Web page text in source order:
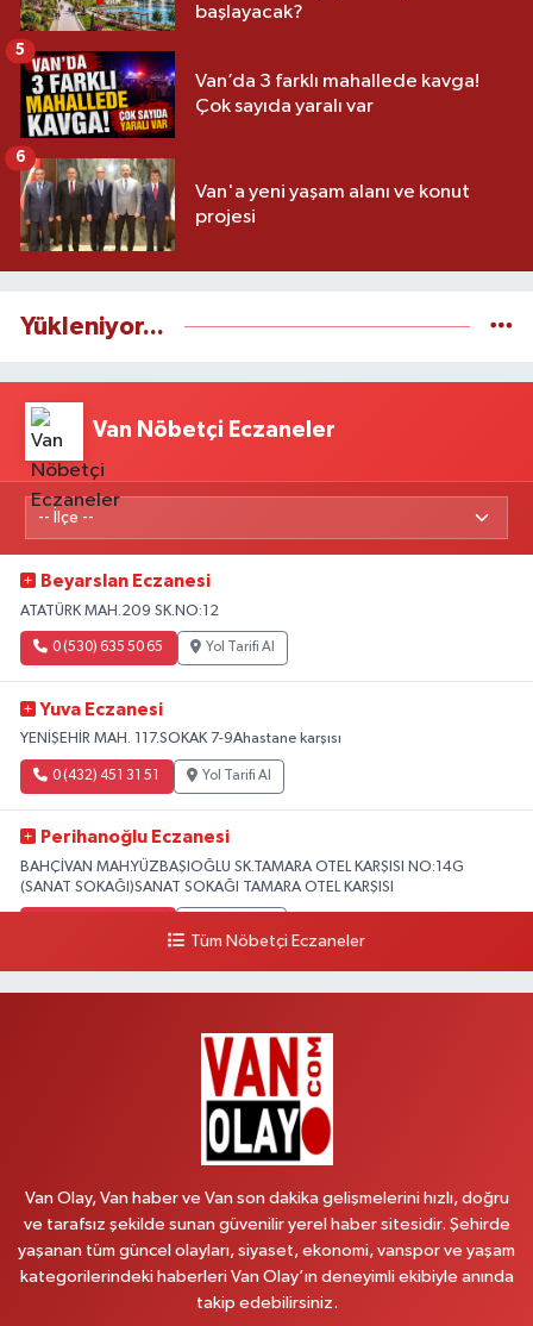
başlayacak?
Van’da 3 farklı mahallede kavga!
Çok sayıda yaralı var
5
Van'a yeni yaşam alanı ve konut
projesi
6
Yükleniyor...
Van Nöbetçi Eczaneler
Beyarslan Eczanesi
ATATÜRK MAH.209 SK.NO:12
0 (530) 635 50 65 Yol Tarifi Al
Yuva Eczanesi
YENİŞEHİR MAH. 117.SOKAK 7-9Ahastane karşısı
0 (432) 451 31 51 Yol Tarifi Al
Perihanoğlu Eczanesi
BAHÇİVAN MAH.YÜZBAŞIOĞLU SK.TAMARA OTEL KARŞISI NO:14G
(SANAT SOKAĞI)SANAT SOKAĞI TAMARA OTEL KARŞISI
Yol Tarifi Al
BEYAZIT MAH.ZEYLAN CADDESİ OKYANUS GİYİM YANI NO:1
Afşar Eczanesi
Kazım Karabekir cad.Eski Araştırma Hastanesi karşısı (kent park karşısı )
Kaval iş merkezi No: 156 B
Tüm Nöbetçi Eczaneler
Van Olay, Van haber ve Van son dakika gelişmelerini hızlı, doğru
ve tarafsız şekilde sunan güvenilir yerel haber sitesidir. Şehirde
yaşanan tüm güncel olayları, siyaset, ekonomi, vanspor ve yaşam
kategorilerindeki haberleri Van Olay’ın deneyimli ekibiyle anında
takip edebilirsiniz.